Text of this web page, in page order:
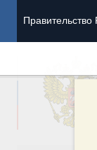
Правительство